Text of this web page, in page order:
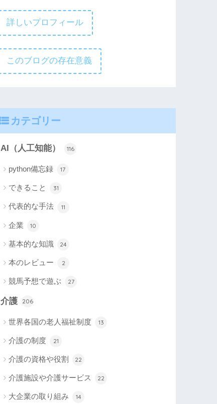
詳しいプロフィール
このブログの存在意義
カテゴリー
AI（人工知能） 116
python備忘録 17
できること 31
代表的な手法 11
企業 10
基本的な知識 24
本のレビュー 2
競馬予想で遊ぶ 27
介護 206
世界各国の老人福祉制度 13
介護の制度 21
介護の資格や役割 22
介護施設や介護サービス 22
大企業の取り組み 14